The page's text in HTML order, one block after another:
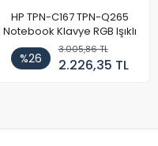
HP TPN-C167 TPN-Q265
Notebook Klavye RGB Işıklı
%26
3.005,86 TL
2.226,35 TL